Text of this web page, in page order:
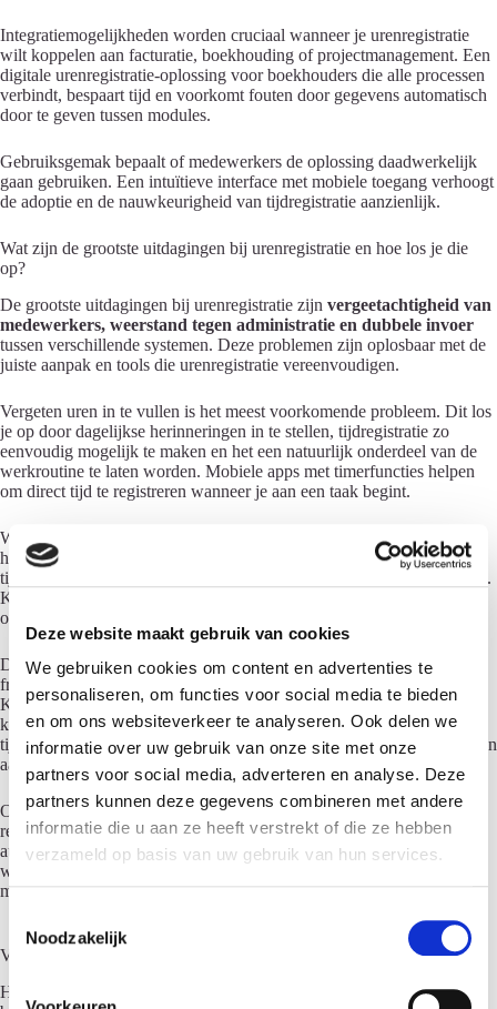
Deze website maakt gebruik van cookies
We gebruiken cookies om content en advertenties te
personaliseren, om functies voor social media te bieden
en om ons websiteverkeer te analyseren. Ook delen we
informatie over uw gebruik van onze site met onze
partners voor social media, adverteren en analyse. Deze
partners kunnen deze gegevens combineren met andere
informatie die u aan ze heeft verstrekt of die ze hebben
verzameld op basis van uw gebruik van hun services.
s
Noodzakelijk
Integratiemogelijkheden worden cruciaal wanneer je urenregistratie
wilt koppelen aan facturatie, boekhouding of projectmanagement. Een
digitale urenregistratie-oplossing voor boekhouders die alle processen
verbindt, bespaart tijd en voorkomt fouten door gegevens automatisch
door te geven tussen modules.
Gebruiksgemak bepaalt of medewerkers de oplossing daadwerkelijk
gaan gebruiken. Een intuïtieve interface met mobiele toegang verhoogt
de adoptie en de nauwkeurigheid van tijdregistratie aanzienlijk.
Wat zijn de grootste uitdagingen bij urenregistratie en hoe los je die
op?
De grootste uitdagingen bij urenregistratie zijn vergeetachtigheid van
medewerkers, weerstand tegen administratie en dubbele invoer
tussen verschillende systemen. Deze problemen zijn oplosbaar met de
juiste aanpak en tools die urenregistratie vereenvoudigen.
Vergeten uren in te vullen is het meest voorkomende probleem. Dit los
je op door dagelijkse herinneringen in te stellen, tijdregistratie zo
eenvoudig mogelijk te maken en het een natuurlijk onderdeel van de
werkroutine te laten worden. Mobiele apps met timerfuncties helpen
om direct tijd te registreren wanneer je aan een taak begint.
Weerstand van medewerkers ontstaat vaak door onduidelijkheid over
het doel of door te complexe systemen. Leg uit waarom nauwkeurige
tijdregistratie belangrijk is voor het bedrijf en hun eigen werkplanning.
Kies gebruiksvriendelijke tools en zorg voor goede training en
ondersteuning.
Dubbele administratie tussen verschillende systemen veroorzaakt
frustratie en fouten. Een geïntegreerde oplossing, zoals Digitale
Kamer-software, elimineert dit probleem door urenregistratie direct te
koppelen aan projecten, facturatie en boekhouding. Hierdoor hoef je
tijd maar één keer in te voeren en wordt deze automatisch doorgegeven
aan alle relevante modules.
Onnauwkeurige registratie door achteraf invullen los je op door
realtime tracking mogelijk te maken. Timerfunctionaliteit en
automatische detectie van activiteiten helpen om precies bij te houden
waar tijd naartoe gaat, zonder dat dit extra werk oplevert voor
medewerkers.
Veelgestelde vragen
Hoe zorg ik ervoor dat mijn medewerkers consequent hun uren